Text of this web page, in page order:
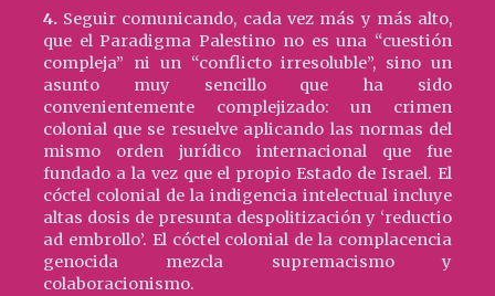
4.Seguir comunicando, cada vez más y más alto,
que el Paradigma Palestino no es una “cuestión
compleja” ni un “conflicto irresoluble”, sino un
asunto muy sencillo que ha sido
convenientemente complejizado: un crimen
colonial que se resuelve aplicando las normas del
mismo orden jurídico internacional que fue
fundado a la vez que el propio Estado de Israel. El
cóctel colonial de la indigencia intelectual incluye
altas dosis de presunta despolitización y ‘reductio
ad embrollo’. El cóctel colonial de la complacencia
genocida mezcla supremacismo y
colaboracionismo.